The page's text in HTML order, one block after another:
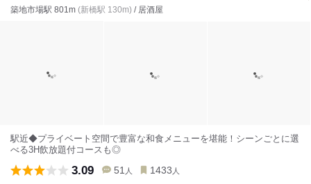
築地市場駅 801m (新橋駅 130m) / 居酒屋
駅近◆プライベート空間で豊富な和食メニューを堪能！シーンごとに選
べる3H飲放題付コースも◎
3.09 51 人 1433 人